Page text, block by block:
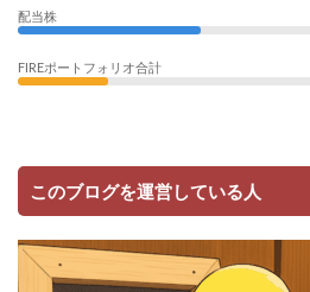
配当株
FIREポートフォリオ合計
このブログを運営している人